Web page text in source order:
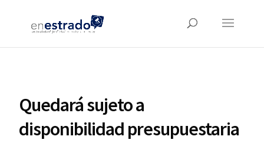
Quedará sujeto a
disponibilidad presupuestaria